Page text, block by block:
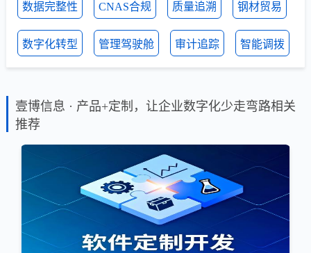
数据完整性 CNAS合规 质量追溯 钢材贸易
数字化转型 管理驾驶舱 审计追踪 智能调拨
壹博信息 · 产品+定制，让企业数字化少走弯路相关
推荐